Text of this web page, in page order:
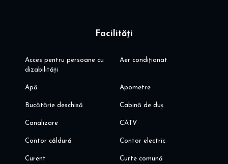
- acces rapid A3, centura Bucuresti, A0
- acces rapid aeroporturi Baneasa & Otopeni
Va invit sa programati o vizionare! Pentru mai multe oferte, va
Facilități
Acces pentru persoane cu
dizabilități
Aer condiționat
Apă Apometre
Bucătărie deschisă Cabină de duș
Canalizare CATV
Contor căldură Contor electric
Curent Curte comună